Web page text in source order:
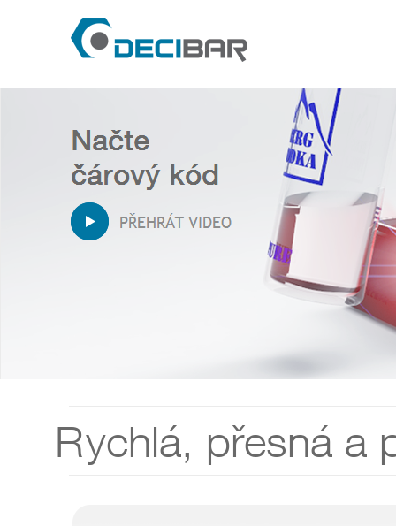
Rychlá, přesná a